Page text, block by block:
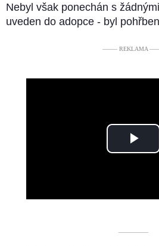
Nebyl však ponechán s
uveden do adopce - byl
––––– REKLAMA
––––––––––